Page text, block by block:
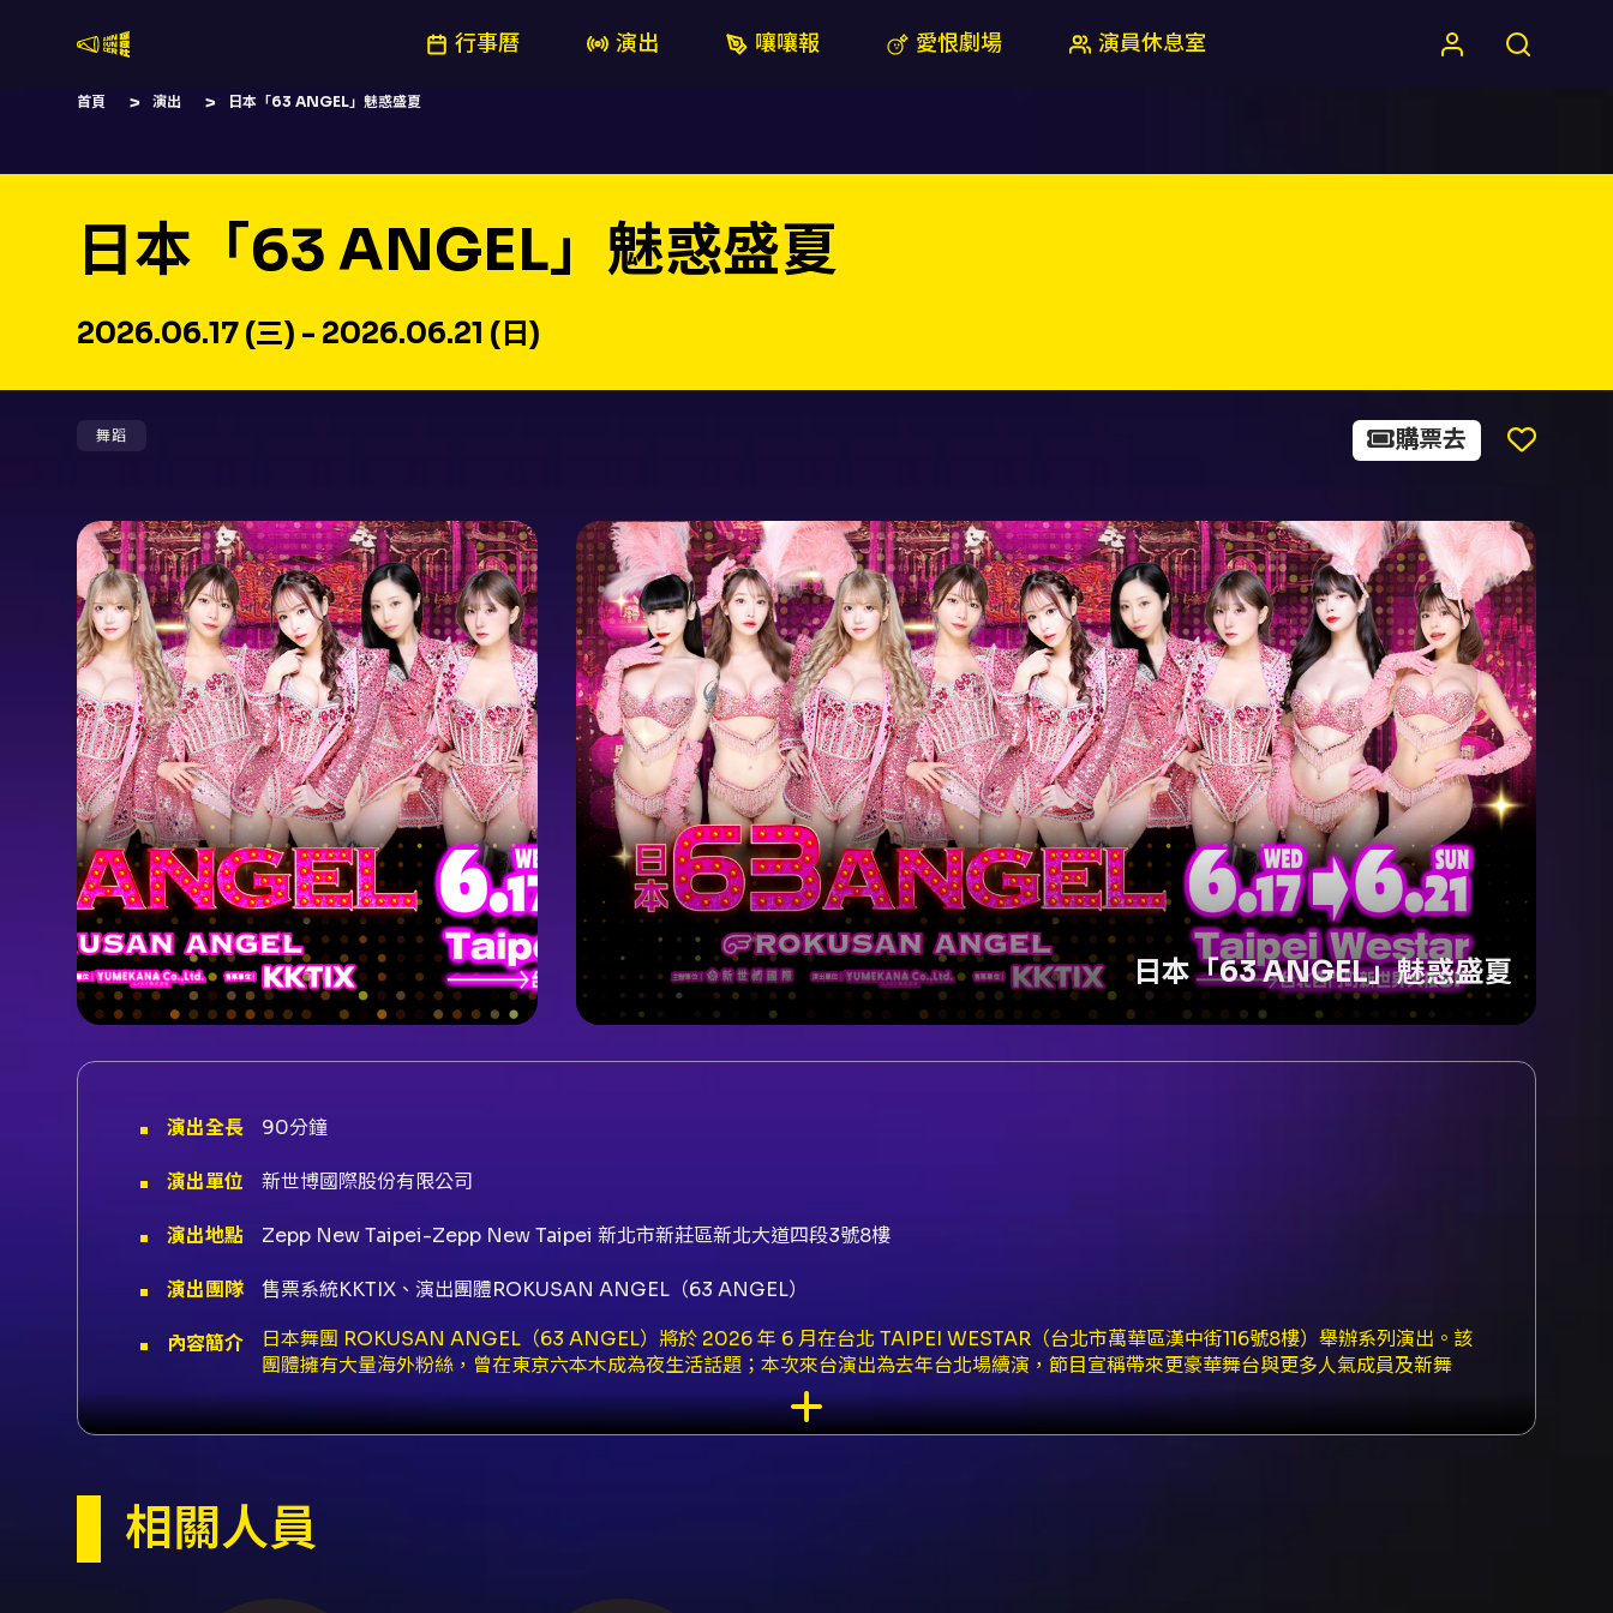
行事曆 演出 嚷嚷報 愛恨劇場 演員休息室
首頁 演出 日本「63 ANGEL」魅惑盛夏
日本「63 ANGEL」魅惑盛夏
2026.06.17 (三) - 2026.06.21 (日)
舞蹈 購票去
日本「63 ANGEL」魅惑盛夏
演出全長 90分鐘
演出單位 新世博國際股份有限公司
演出地點 Zepp New Taipei-Zepp New Taipei 新北市新莊區新北大道四段3號8樓
演出團隊 售票系統KKTIX、演出團體ROKUSAN ANGEL（63 ANGEL）
內容簡介
日本舞團 ROKUSAN ANGEL（63 ANGEL）將於 2026 年 6 月在台北 TAIPEI WESTAR（台北市萬華區漢中街116號8樓）舉辦系列演出。該
團體擁有大量海外粉絲，曾在東京六本木成為夜生活話題；本次來台演出為去年台北場續演，節目宣稱帶來更豪華舞台與更多人氣成員及新舞
碼。 演出場次（2026/06/17–2026/06/21）： - 6/17：18:30–20:00、22:30–24:00 - 6/18：18:30–20:00、22:30–24:00 - 6/19：
18:30–20:00、22:30–24:00 - 6/20：18:30–20:00、22:30–24:00 - 6/21：15:00–16:30、19:00–20:30 （每場演出開始前 30 分鐘開
訂單限購 4 張。購票可選擇自行選位或電腦配位。FamiPort（全家）購票為系統自動配位，每筆訂單限購 4 張，付款方式僅接受現金，並為自
動配位；FamiPort 取票於演出前 7 天開放。 - 付款方式包含信用卡（VISA/MASTER/JCB）與 ATM 虛擬帳號（ATM 虛擬帳號限台灣銀行帳
「日本演出招待券」，可於下列日本店家各使用一次：63 ANGEL（東京）、SUPER SPARK TOKYO（東京）、CHURASUN6（沖繩）。使
相關人員